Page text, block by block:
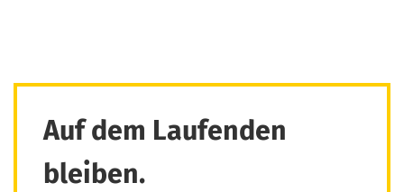
Auf dem Laufenden
bleiben.